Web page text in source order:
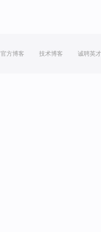
官方博客 技术博客 诚聘英才